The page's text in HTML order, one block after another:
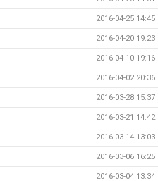
2016-04-25 14:45
2016-04-20 19:23
2016-04-10 19:16
2016-04-02 20:36
2016-03-28 15:37
2016-03-21 14:42
2016-03-14 13:03
2016-03-06 16:25
2016-03-04 13:34